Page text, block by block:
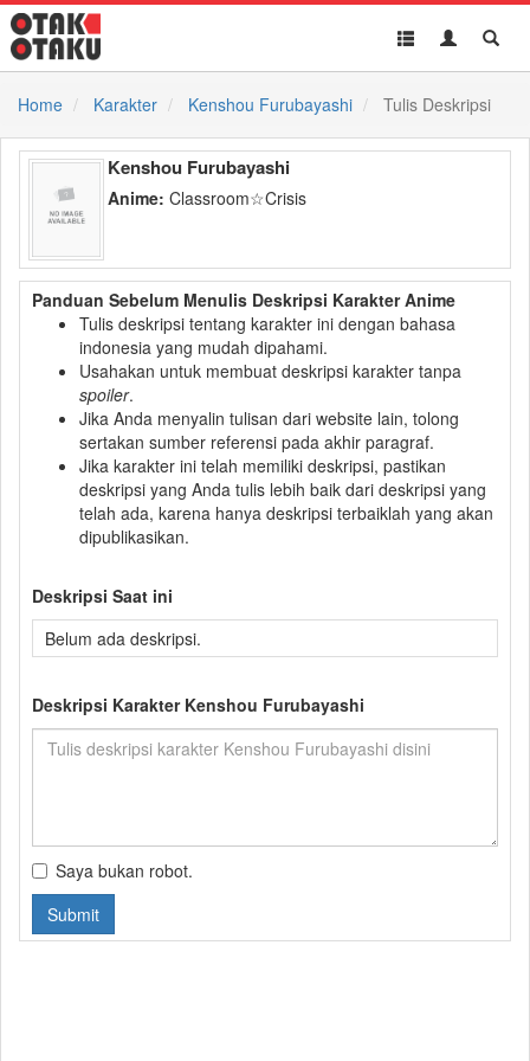
Toggle
Toggle
Home
Karakter Kenshou Furubayashi Tulis Deskripsi
Kenshou Furubayashi
Anime: Classroom☆Crisis
Panduan Sebelum Menulis Deskripsi Karakter Anime
Tulis deskripsi tentang karakter ini dengan bahasa
indonesia yang mudah dipahami.
Usahakan untuk membuat deskripsi karakter tanpa
spoiler.
Jika Anda menyalin tulisan dari website lain, tolong
sertakan sumber referensi pada akhir paragraf.
Jika karakter ini telah memiliki deskripsi, pastikan
deskripsi yang Anda tulis lebih baik dari deskripsi yang
telah ada, karena hanya deskripsi terbaiklah yang akan
dipublikasikan.
Deskripsi Saat ini
Belum ada deskripsi.
Deskripsi Karakter Kenshou Furubayashi
Saya bukan robot.
Submit